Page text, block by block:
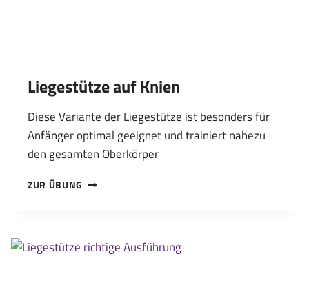
Liegestütze auf Knien
Diese Variante der Liegestütze ist besonders für
Anfänger optimal geeignet und trainiert nahezu
den gesamten Oberkörper
ZUR ÜBUNG LIEGESTÜTZE